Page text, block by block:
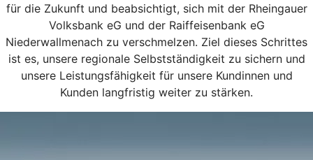
für die Zukunft und beabsichtigt, sich mit der Rheingauer
Volksbank eG und der Raiffeisenbank eG
Niederwallmenach zu verschmelzen. Ziel dieses Schrittes
ist es, unsere regionale Selbstständigkeit zu sichern und
unsere Leistungsfähigkeit für unsere Kundinnen und
Kunden langfristig weiter zu stärken.